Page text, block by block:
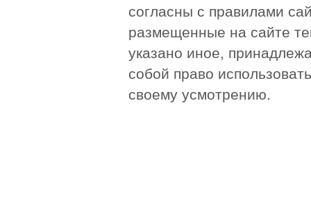
согласны с правилами
размещенные на сайте
указано иное,
собой право
своему усмотрению.